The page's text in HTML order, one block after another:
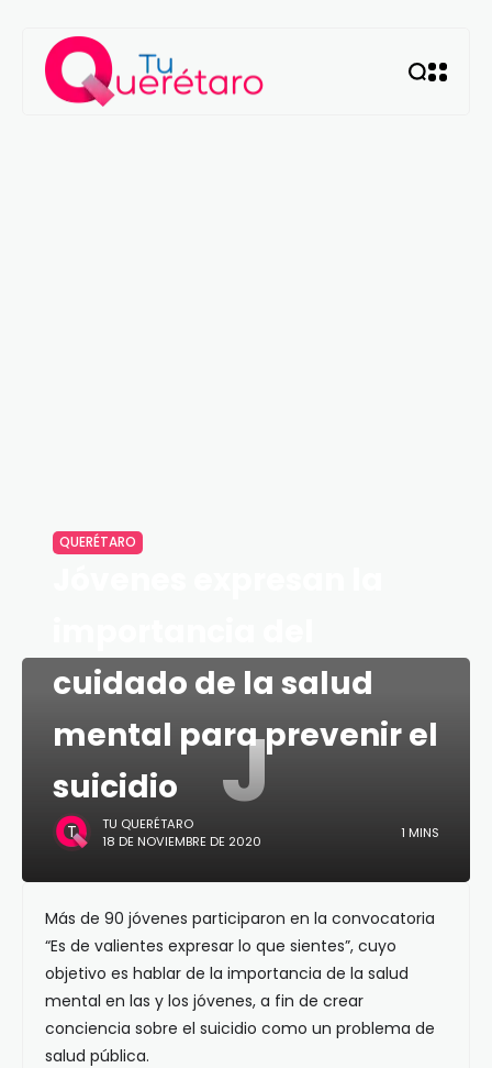
J
QUERÉTARO
cuidado de la salud
mental para prevenir el
suicidio
TU QUERÉTARO
18 DE NOVIEMBRE DE 2020
1 MINS
Más de 90 jóvenes participaron en la convocatoria
“Es de valientes expresar lo que sientes”, cuyo
objetivo es hablar de la importancia de la salud
mental en las y los jóvenes, a fin de crear
conciencia sobre el suicidio como un problema de
salud pública.